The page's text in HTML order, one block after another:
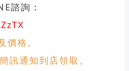
諮詢：
價格。
訊通知到店領取。